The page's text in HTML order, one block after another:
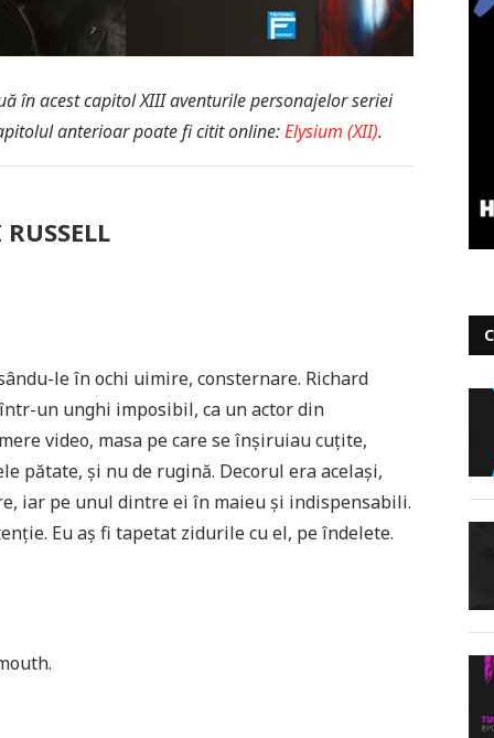
în acest capitol XIII aventurile personajelor seriei
anterioar poate fi citit online:Elysium (XII).
le în ochi uimire, consternare. Richard
un unghi imposibil, ca un actor din
video, masa pe care se înşiruiau cuţite,
pătate, şi nu de rugină. Decorul era acelaşi,
iar pe unul dintre ei în maieu şi indispensabili.
Eu aş fi tapetat zidurile cu el, pe îndelete.